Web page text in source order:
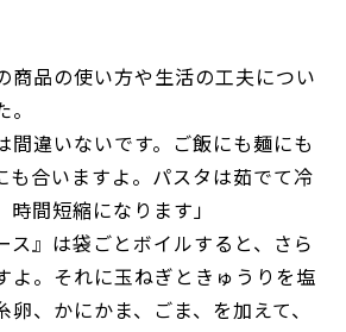
商品の使い方や生活の工夫につい
間違いないです。ご飯にも麺にも
も合いますよ。パスタは茹でて冷
間短縮になります」
ス』は袋ごとボイルすると、さら
よ。それに玉ねぎときゅうりを塩
卵、かにかま、ごま、を加えて、